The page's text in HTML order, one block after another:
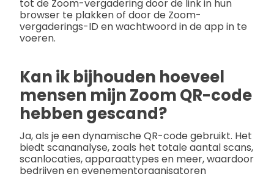
tot de Zoom-vergadering door de link in hun
browser te plakken of door de Zoom-
vergaderings-ID en wachtwoord in de app in te
voeren.
Kan ik bijhouden hoeveel
mensen mijn Zoom QR-code
hebben gescand?
Ja, als je een dynamische QR-code gebruikt. Het
biedt scananalyse, zoals het totale aantal scans,
scanlocaties, apparaattypes en meer, waardoor
bedrijven en evenementorganisatoren